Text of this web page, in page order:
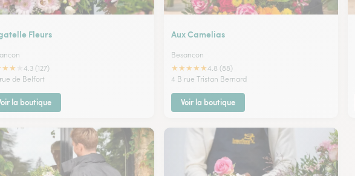
Fleurs
★★
4.3 (127)
de Belfort
la boutique
Aux Camelias
Besancon
★★★★★4.8 (88)
4 B rue Tristan Bernard
Voir la boutique